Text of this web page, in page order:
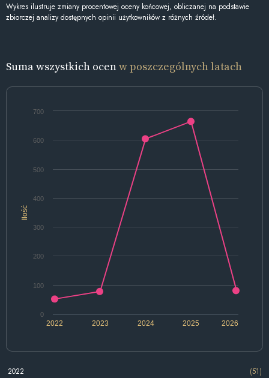
Wykres ilustruje zmiany procentowej oceny końcowej, obliczanej na podstawie
zbiorczej analizy dostępnych opinii użytkowników z różnych źródeł.
Suma wszystkich ocenw poszczególnych latach
Ilość
2022 2024 2026
2023 2025
0
100
200
300
400
500
600
700
2022
(51)